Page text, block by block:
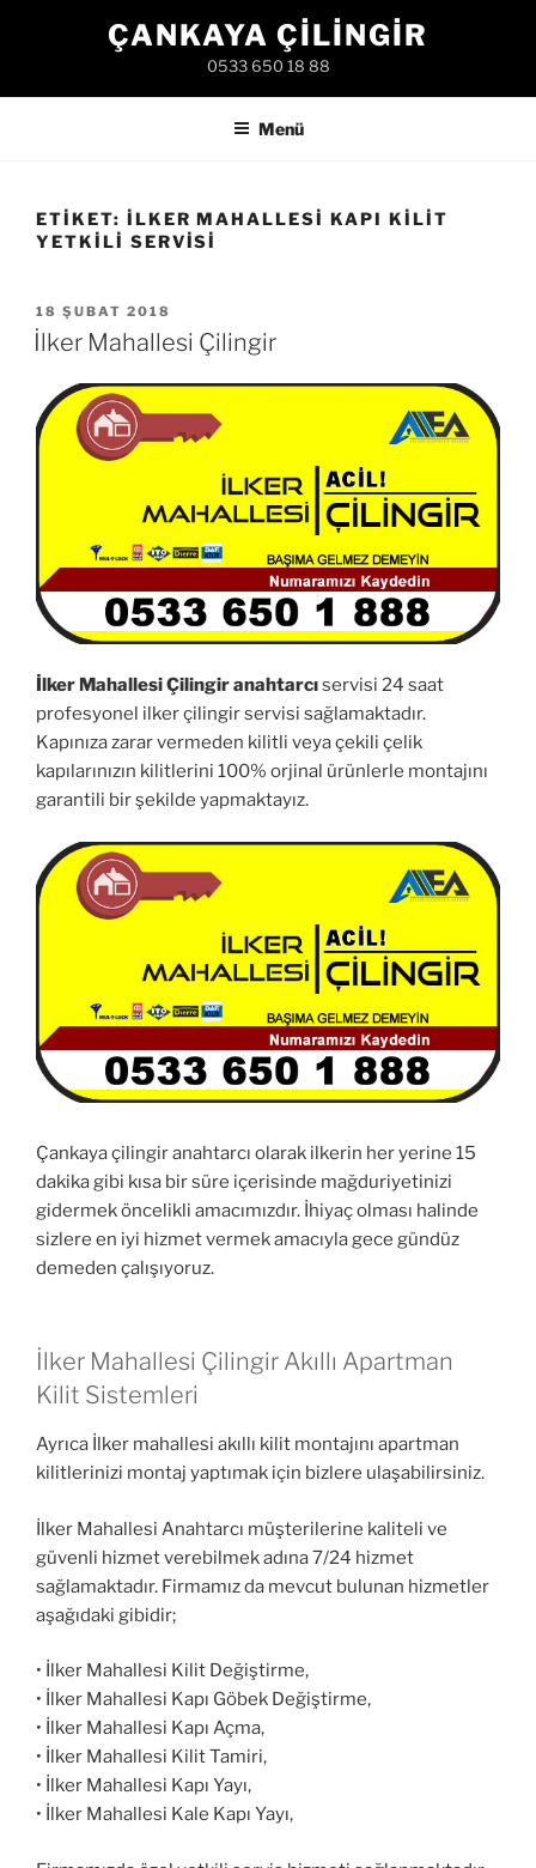
ÇANKAYA ÇILINGIR
0533 650 18 88
Menü
ETIKET: İLKER MAHALLESI KAPI KILIT
YETKILI SERVISI
YAYIM
TARIHI
18 ŞUBAT 2018
İlker Mahallesi Çilingir
İlker Mahallesi Çilingir anahtarcıservisi 24 saat
profesyonel ilker çilingir servisi sağlamaktadır.
Kapınıza zarar vermeden kilitli veya çekili çelik
kapılarınızın kilitlerini 100% orjinal ürünlerle montajını
garantili bir şekilde yapmaktayız.
Çankaya çilingir anahtarcı olarak ilkerin her yerine 15
dakika gibi kısa bir süre içerisinde mağduriyetinizi
gidermek öncelikli amacımızdır. İhiyaç olması halinde
sizlere en iyi hizmet vermek amacıyla gece gündüz
demeden çalışıyoruz.
İlker Mahallesi Çilingir Akıllı Apartman
Kilit Sistemleri
Ayrıca İlker mahallesi akıllı kilit montajını apartman
kilitlerinizi montaj yaptımak için bizlere ulaşabilirsiniz.
İlker Mahallesi Anahtarcı müşterilerine kaliteli ve
güvenli hizmet verebilmek adına 7/24 hizmet
sağlamaktadır. Firmamız da mevcut bulunan hizmetler
aşağıdaki gibidir;
• İlker Mahallesi Kilit Değiştirme,
• İlker Mahallesi Kapı Göbek Değiştirme,
• İlker Mahallesi Kapı Açma,
• İlker Mahallesi Kilit Tamiri,
• İlker Mahallesi Kapı Yayı,
• İlker Mahallesi Kale Kapı Yayı,